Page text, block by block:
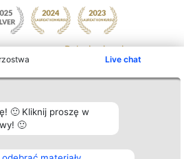
Live chat
🙂 Kliknij proszę w
🙂
Pokaż więcej >>
Plebiscyt
Laureaci
wszystkich
Kontakt